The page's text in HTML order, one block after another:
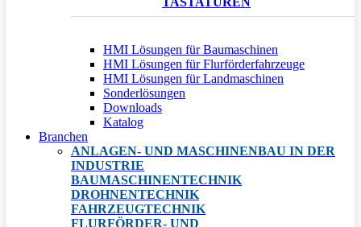
HMI Lösungen für Baumaschinen
HMI Lösungen für Flurförderfahrzeuge
HMI Lösungen für Landmaschinen
Sonderlösungen
Downloads
Katalog
Branchen
ANLAGEN- UND MASCHINENBAU IN DER
INDUSTRIE
BAUMASCHINENTECHNIK
DROHNENTECHNIK
FAHRZEUGTECHNIK
FLURFÖRDER- UND